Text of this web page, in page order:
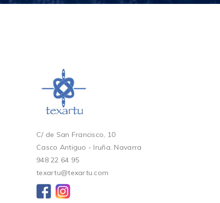
C/ de San Francisco, 10
Casco Antiguo - Iruña. Navarra
948 22 64 95
texartu@texartu.com